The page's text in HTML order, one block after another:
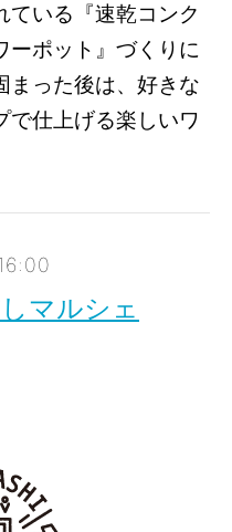
ている『速乾コンク
ーポット』づくりに
まった後は、好きな
で仕上げる楽しいワ
マルシェ